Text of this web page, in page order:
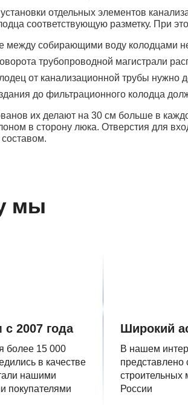
отдельных элементов
соответствующую разметку. При
между собирающими воду колодцами
трубопроводной магистрали
от канализационной трубы нужно
до фильтрационного колодца
их делают на 30 см больше в
в сторону люка. Отверстия для
мы
с 2007 года
более 15 000
в качестве
нашими
покупателями
Широкий
В нашем
строительных
России